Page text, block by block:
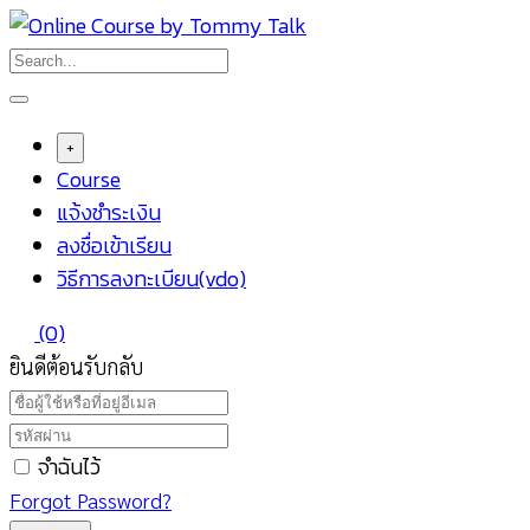
Skip
to
content
+
Course
แจ้งชำระเงิน
ลงชื่อเข้าเรียน
วิธีการลงทะเบียน(vdo)
(0)
ยินดีต้อนรับกลับ
จำฉันไว้
Forgot Password?